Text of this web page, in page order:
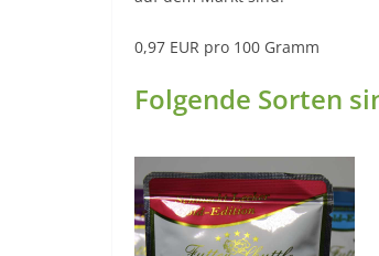
0,97 EUR pro 100 Gramm
Folgende Sorten